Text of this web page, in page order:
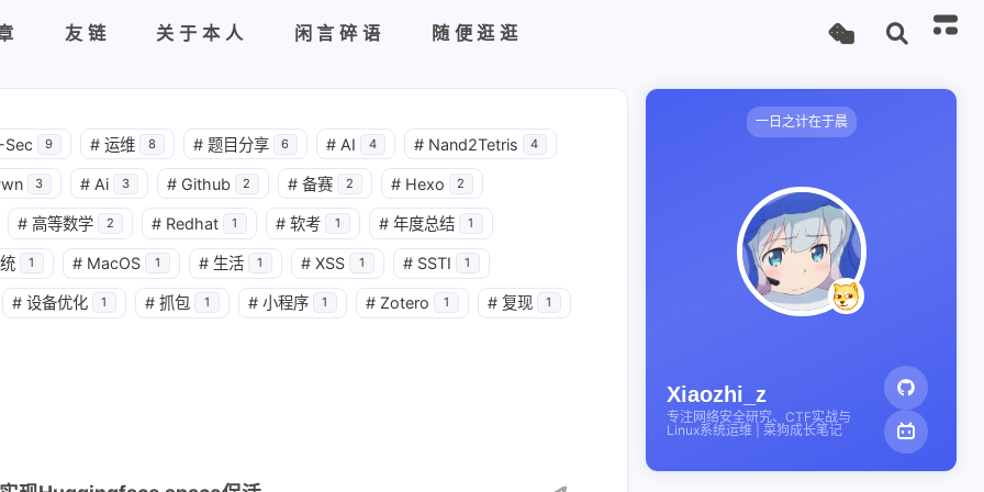
友链 关于本人 闲言碎语 随便逛逛
Sec 9 # 运维 8 # 题目分享 6 # AI 4 # Nand2Tetris 4
3 # Ai 3 # Github 2 # 备赛 2 # Hexo 2
# 高等数学 2 # Redhat 1 # 软考 1 # 年度总结 1
1 # MacOS 1 # 生活 1 # XSS 1 # SSTI 1
# ‌设备优化 1 # 抓包 1 # 小程序 1 # Zotero 1 # 复现 1
一日之计在于晨
Xiaozhi_z
专注网络安全研究、CTF实战与
Linux系统运维 | 菜狗成长笔记